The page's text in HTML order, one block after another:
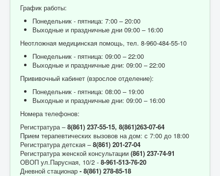
График работы:
Понедельник - пятница: 7:00 – 20:00
Выходные и праздничные дни 09:00 – 16:00
Неотложная медицинская помощь, тел. 8-960-484-55-10
Понедельник - пятница: 09:00 – 22:00
Выходные и праздничные дни: 09:00 – 22:00
Прививочный кабинет (взрослое отделение):
Понедельник - пятница: 08:00 – 19:00
Выходные и праздничные дни: 09:00 – 16:00
Номера телефонов:
Регистратура –8(861) 237-55-15, 8(861)263-07-64
Прием терапевтических вызовов на дом: с 7:00 до 18:00
Регистратура детская –8(861) 201-27-04
Регистратура женской консультации (861) 237-74-91
ОВОП ул.Парусная, 10/2 - 8-961-513-76-20
Дневной стационар - 8(861) 278-85-18